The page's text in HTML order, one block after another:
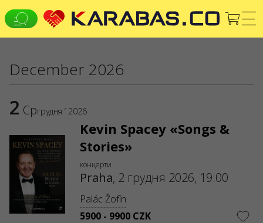
ВСІ МІСТА
Концерти
СЕРВІСИ
Доставка та оплата
ПРО НАС
Організаторам
Про компанію
Публічна оферта
December 2026
2 Сргрудня ’ 2026
Kevin Spacey «Songs &
Stories»
концерти
Praha, 2 грудня 2026, 19:00
Palác Žofín
5900 - 9900 CZK